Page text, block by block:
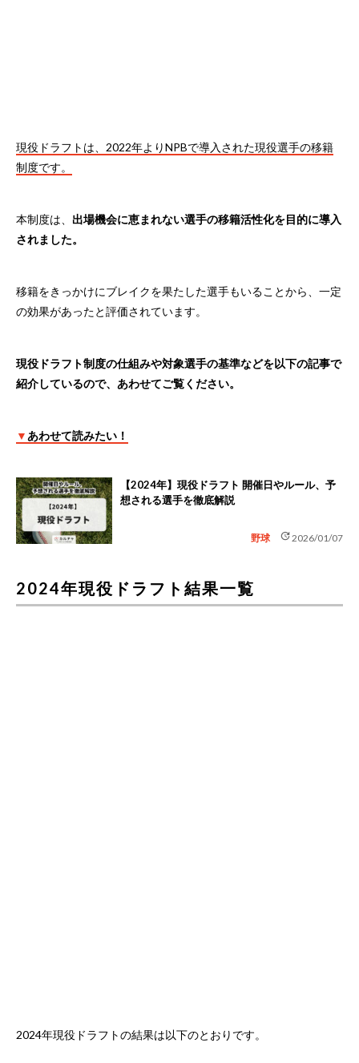
現役ドラフトは、2022年よりNPBで導入された現役選手の移籍
制度です。
本制度は、 出場機会に恵まれない選手の移籍活性化を目的に導入
されました。
移籍をきっかけにブレイクを果たした選手もいることから、一定
の効果があったと評価されています。
現役ドラフト制度の仕組みや対象選手の基準などを以下の記事で
紹介しているので、あわせてご覧ください。
▼ あわせて読みたい！
【2024年】現役ドラフト 開催日やルール、予
想される選手を徹底解説
野球 update2026/01/07
2024年現役ドラフト結果一覧
2024年現役ドラフトの結果は以下のとおりです。